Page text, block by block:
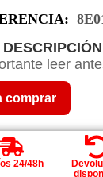
leer
comprar
24/48h